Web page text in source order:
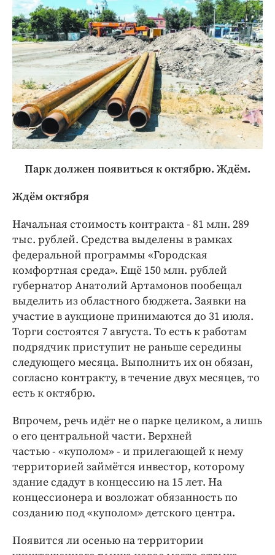
Парк должен появиться к октябрю. Ждём.
Ждём октября
Начальная стоимость контракта - 81 млн. 289
тыс. рублей. Средства выделены в рамках
федеральной программы «Городская
комфортная среда». Ещё 150 млн. рублей
губернатор Анатолий Артамонов пообещал
выделить из областного бюджета. Заявки на
участие в аукционе принимаются до 31 июля.
Торги состоятся 7 августа. То есть к работам
подрядчик приступит не раньше середины
следующего месяца. Выполнить их он обязан,
согласно контракту, в течение двух месяцев, то
есть к октябрю.
Впрочем, речь идёт не о парке целиком, а лишь
о его центральной части. Верхней
частью - «куполом» - и прилегающей к нему
территорией займётся инвестор, которому
здание сдадут в концессию на 15 лет. На
концессионера и возложат обязанность по
созданию под «куполом» детского центра.
Появится ли осенью на территории